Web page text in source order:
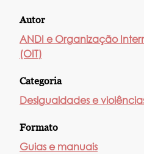
Autor
ANDI e Organização
(OIT)
Categoria
Desigualdades e
Formato
Guias e manuais